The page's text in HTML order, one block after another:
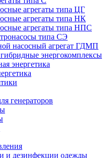
агрегаты типа ЦГ
агрегаты типа НК
агрегаты типа НПС
типа СЭ
насосный агрегат ГДМП
энергокомплексы
энергетика
генераторов
и дезинфекции одежды